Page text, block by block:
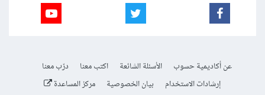
عن أكاديمية حسوب الأسئلة الشائعة اكتب معنا
درّب معنا
إرشادات الاستخدام
بيان الخصوصية مركز المساعدة